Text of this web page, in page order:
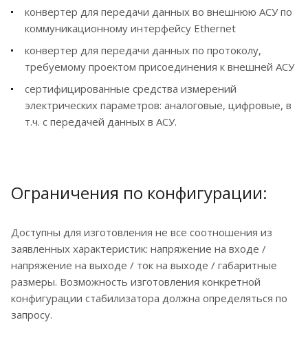
конвертер для передачи данных во внешнюю АСУ по
коммуникационному интерфейсу Ethernet
конвертер для передачи данных по протоколу,
требуемому проектом присоединения к внешней АСУ
сертифицированные средства измерений
электрических параметров: аналоговые, цифровые, в
т.ч. с передачей данных в АСУ.
Ограничения по конфигурации:
Доступны для изготовления не все соотношения из
заявленных характеристик: напряжение на входе /
напряжение на выходе / ток на выходе / габаритные
размеры. Возможность изготовления конкретной
конфигурации стабилизатора должна определяться по
запросу.